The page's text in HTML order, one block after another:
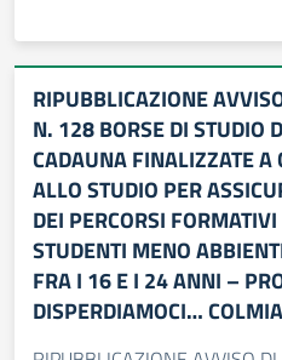
RIPUBBLICAZIONE
N. 128 BORSE DI STUDIO
CADAUNA FINALIZZATE A
ALLO STUDIO PER
DEI PERCORSI
STUDENTI MENO
FRA I 16 E I 24 ANNI –
DISPERDIAMOCI…